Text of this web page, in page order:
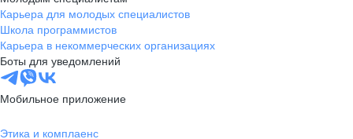
Карьера для молодых специалистов
Школа программистов
Карьера в некоммерческих организациях
Боты для уведомлений
Мобильное приложение
Этика и комплаенс